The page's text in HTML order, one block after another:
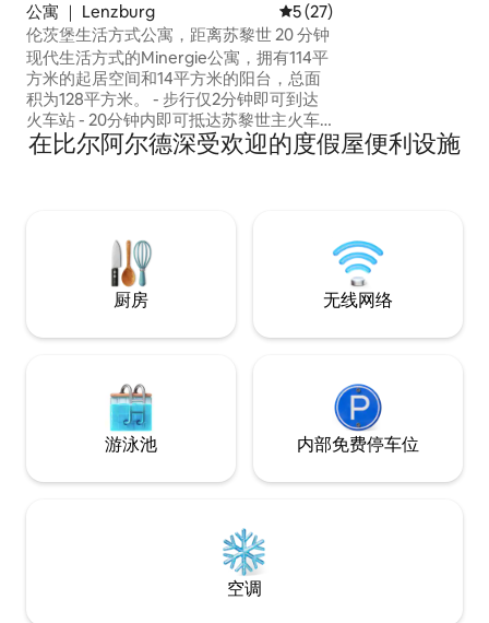
公寓 ｜ Lenzburg 平均评分 5 分（满分 5 分）
5 (27)
伦茨堡生活方式公寓，距离苏黎世 20 分钟
现代生活方式的Minergie公寓，拥有114平
方米的起居空间和14平方米的阳台，总面
积为128平方米。 - 步行仅2分钟即可到达
火车站 - 20分钟内即可抵达苏黎世主火车
站 -安静的地理位置 - 步行5分钟即可抵达
Denner、Coop和Migrolino。 - 无障碍设
以及任何想要将舒适性与最佳交通条件相
结合的人士。 .
在比尔阿尔德深受欢迎的度假屋便利设施
厨房 无线网络
游泳池 内部免费停车位
空调